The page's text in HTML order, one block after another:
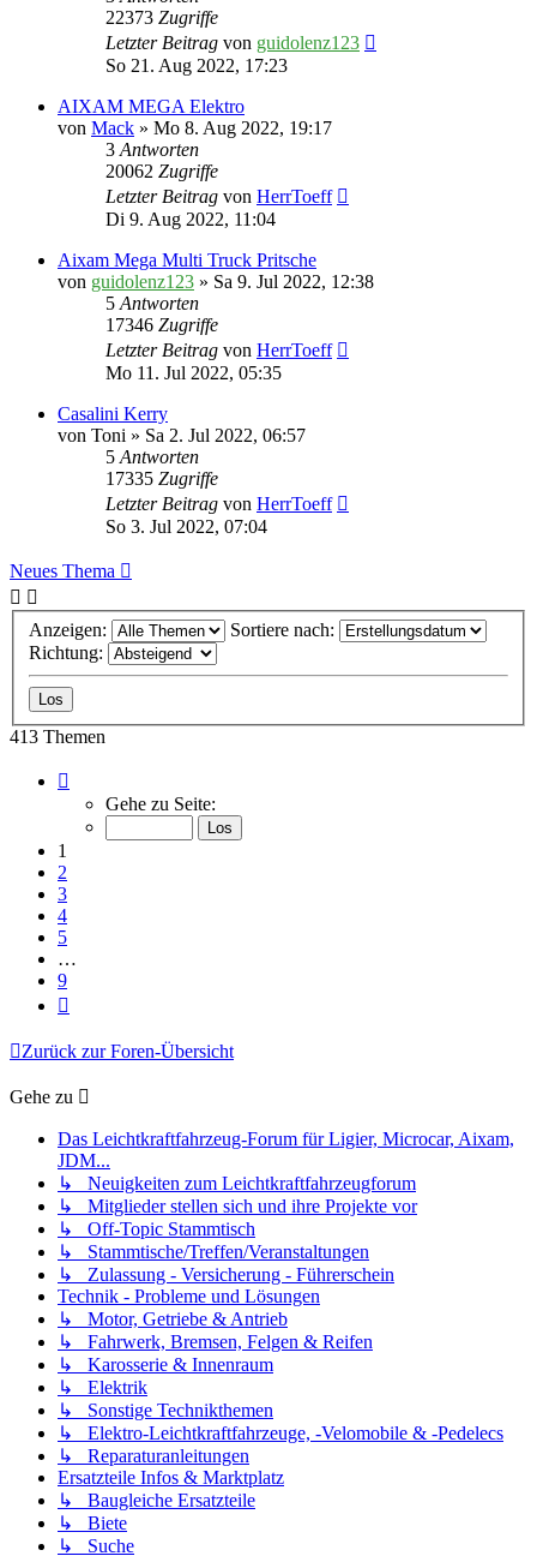
22373 Zugriffe
Letzter Beitrag von guidolenz123
So 21. Aug 2022, 17:23
AIXAM MEGA Elektro
von Mack » Mo 8. Aug 2022, 19:17
3Antworten
20062 Zugriffe
Letzter Beitrag von HerrToeff
Di 9. Aug 2022, 11:04
Aixam Mega Multi Truck Pritsche
von guidolenz123 » Sa 9. Jul 2022, 12:38
5Antworten
17346 Zugriffe
Letzter Beitrag von HerrToeff
Mo 11. Jul 2022, 05:35
Casalini Kerry
von Toni » Sa 2. Jul 2022, 06:57
5Antworten
17335 Zugriffe
Letzter Beitrag von HerrToeff
So 3. Jul 2022, 07:04
Neues Thema
Anzeigen:
Sortiere nach:
Richtung:
413 Themen
von
Gehe zu Seite:
1
2
3
4
5
…
9
Zurück zur Foren-Übersicht
Gehe zu
Das Leichtkraftfahrzeug-Forum für Ligier, Microcar, Aixam,
JDM...
↳ Neuigkeiten zum Leichtkraftfahrzeugforum
↳ Mitglieder stellen sich und ihre Projekte vor
↳ Off-Topic Stammtisch
↳ Stammtische/Treffen/Veranstaltungen
↳ Zulassung - Versicherung - Führerschein
Technik - Probleme und Lösungen
↳ Motor, Getriebe & Antrieb
↳ Fahrwerk, Bremsen, Felgen & Reifen
↳ Karosserie & Innenraum
↳ Elektrik
↳ Sonstige Technikthemen
↳ Elektro-Leichtkraftfahrzeuge, -Velomobile & -Pedelecs
↳ Reparaturanleitungen
Ersatzteile Infos & Marktplatz
↳ Baugleiche Ersatzteile
↳ Biete
↳ Suche